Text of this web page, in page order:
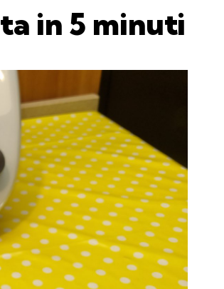
in 5 minuti